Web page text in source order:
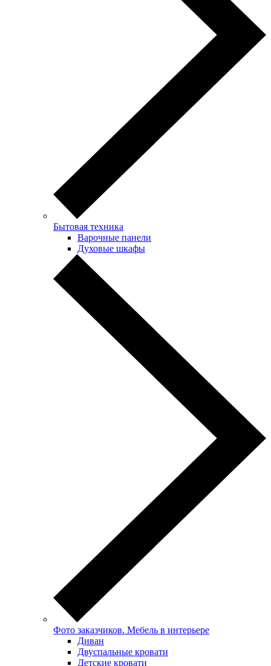
Бытовая техника
Варочные панели
Духовые шкафы
Фото заказчиков. Мебель в интерьере
Диван
Двуспальные кровати
Детские кровати